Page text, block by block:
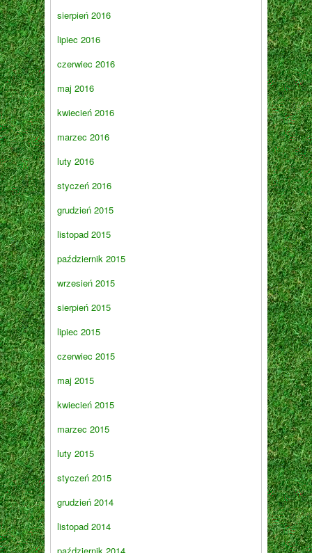
sierpień 2016
lipiec 2016
czerwiec 2016
maj 2016
kwiecień 2016
marzec 2016
luty 2016
styczeń 2016
grudzień 2015
listopad 2015
październik 2015
wrzesień 2015
sierpień 2015
lipiec 2015
czerwiec 2015
maj 2015
kwiecień 2015
marzec 2015
luty 2015
styczeń 2015
grudzień 2014
listopad 2014